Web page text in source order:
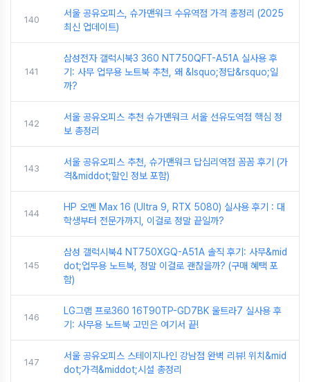
140
서울 공유오피스, 슈가맨워크 수유역점 가격 총정리 (2025
최신 업데이트)
141
삼성전자 갤럭시북3 360 NT750QFT-A51A 실사용 후
기: 사무 업무용 노트북 추천, 왜 &lsquo;정답&rsquo;일
까?
142
서울 공유오피스 추천 슈가맨워크 서울 선유도역점 핵심 정
보 총정리
143
서울 공유오피스 추천, 슈가맨워크 답십리역점 꼼꼼 후기 (가
격&middot;할인 정보 포함)
144
HP 오멘 Max 16 (Ultra 9, RTX 5080) 실사용 후기 : 대
학생부터 전문가까지, 이걸로 정말 끝일까?
145
삼성 갤럭시북4 NT750XGQ-A51A 솔직 후기: 사무&mid
dot;업무용 노트북, 정말 이걸로 괜찮을까? (구매 혜택 포
함)
146
LG그램 프로360 16T90TP-GD7BK 울트라7 실사용 후
기: 사무용 노트북 고민은 여기서 끝!
147
서울 공유오피스 스테이지나인 강남점 완벽 리뷰! 위치&mid
dot;가격&middot;시설 총정리